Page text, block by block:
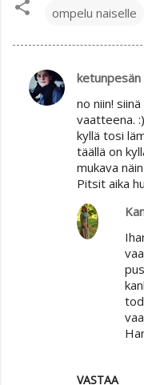
ompelu naiselle
K
o
ketunpesän
no niin!
vaatteena.
kyllä tosi
täällä on
mukava
Pitsit aika
VASTAA